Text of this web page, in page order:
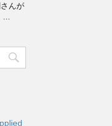
んが
...